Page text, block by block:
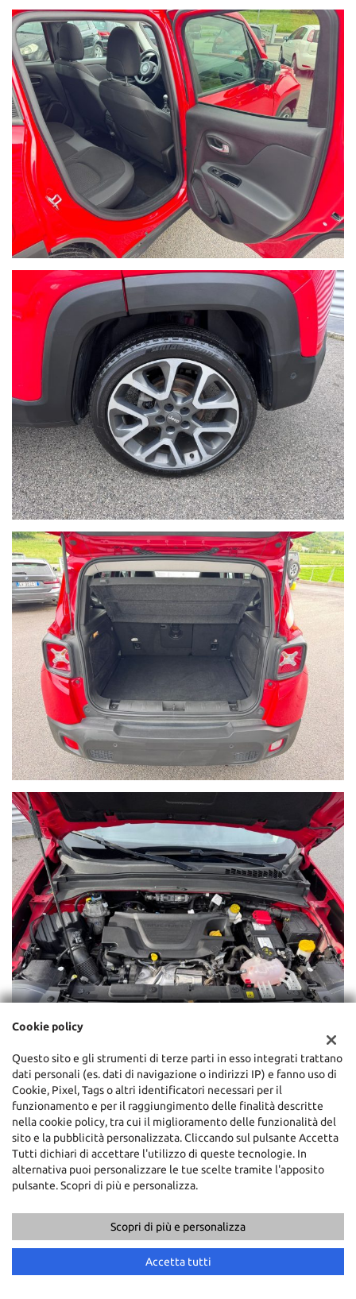
Calcola il finanziamento
1. Quanto vuoi finanziare
2.000 €
€ 19.800
Quante rate desideri
36 48
Cookie policy
Questo sito e gli strumenti di terze parti in esso integrati trattano
dati personali (es. dati di navigazione o indirizzi IP) e fanno uso di
Cookie, Pixel, Tags o altri identificatori necessari per il
funzionamento e per il raggiungimento delle finalità descritte
nella cookie policy, tra cui il miglioramento delle funzionalità del
sito e la pubblicità personalizzata. Cliccando sul pulsante Accetta
Tutti dichiari di accettare l'utilizzo di queste tecnologie. In
alternativa puoi personalizzare le tue scelte tramite l'apposito
pulsante. Scopri di più e personalizza.
Scopri di più e personalizza
Accetta tutti